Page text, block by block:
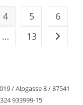
4 5
6
… 13 Gehe
/ Alpgasse 8 / 87541
933999-15